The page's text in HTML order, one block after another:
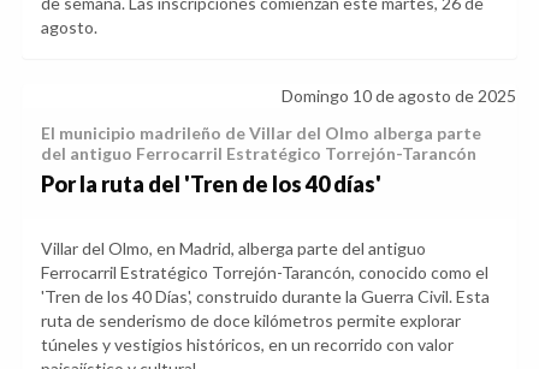
agosto.
Domingo 10 de agosto de 2025
El municipio madrileño de Villar del Olmo alberga parte
del antiguo Ferrocarril Estratégico Torrejón-Tarancón
Por la ruta del 'Tren de los 40 días'
Villar del Olmo, en Madrid, alberga parte del antiguo
Ferrocarril Estratégico Torrejón-Tarancón, conocido como el
'Tren de los 40 Días', construido durante la Guerra Civil. Esta
ruta de senderismo de doce kilómetros permite explorar
túneles y vestigios históricos, en un recorrido con valor